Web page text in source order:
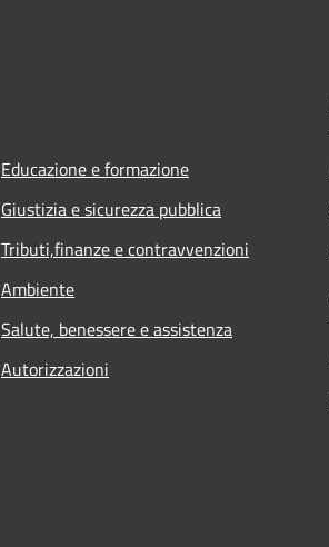
Educazione e formazione
Giustizia e sicurezza pubblica
Tributi,finanze e contravvenzioni
Ambiente
Salute, benessere e assistenza
Autorizzazioni